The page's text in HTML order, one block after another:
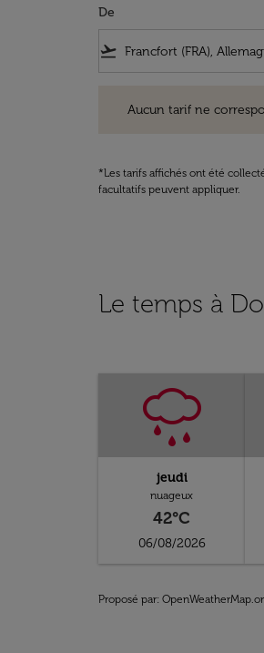
De
flight_takeoff
Aucun tarif ne
*Les tarifs affichés ont été
facultatifs peuvent appliquer.
Le temps à
jeudi
nuageux
42°C
06/08/2026
Proposé par: